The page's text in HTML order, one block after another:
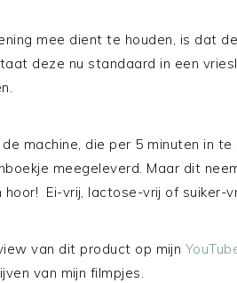
mee dient te houden, is dat
deze nu standaard in een
machine, die per 5 minuten in
meegeleverd. Maar dit
Ei-vrij, lactose-vrij of suiker-
van dit product op mijn
van mijn filmpjes.